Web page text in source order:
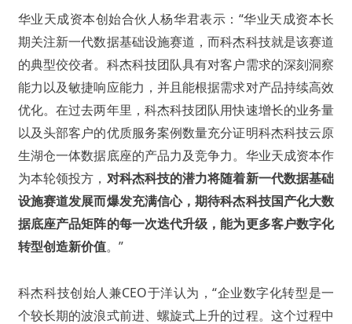
华业天成资本创始合伙人杨华君表示：“华业天成资本长
期关注新一代数据基础设施赛道，而科杰科技就是该赛道
的典型佼佼者。科杰科技团队具有对客户需求的深刻洞察
能力以及敏捷响应能力，并且能根据需求对产品持续高效
优化。在过去两年里，科杰科技团队用快速增长的业务量
以及头部客户的优质服务案例数量充分证明科杰科技云原
生湖仓一体数据底座的产品力及竞争力。华业天成资本作
为本轮领投方， 对科杰科技的潜力将随着新一代数据基础
设施赛道发展而爆发充满信心，期待科杰科技国产化大数
据底座产品矩阵的每一次迭代升级，能为更多客户数字化
转型创造新价值。”
科杰科技创始人兼CEO于洋认为，“企业数字化转型是一
个较长期的波浪式前进、螺旋式上升的过程。这个过程中